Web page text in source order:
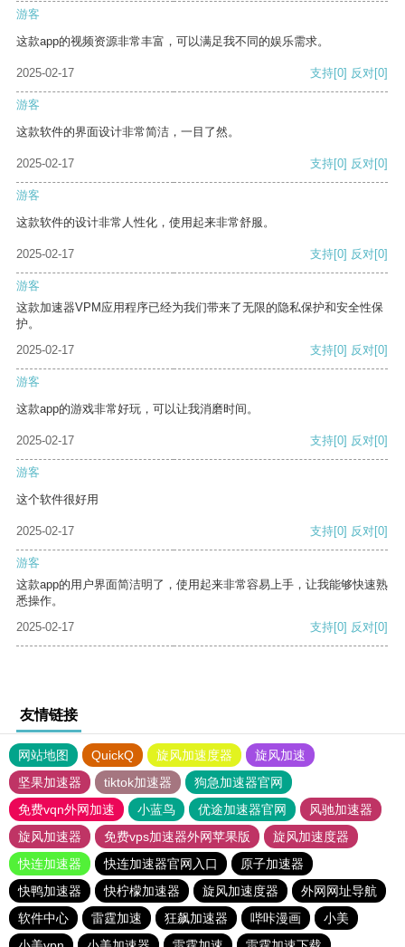
游客
这款app的视频资源非常丰富，可以满足我不同的娱乐需求。
2025-02-17 支持[0] 反对[0]
游客
这款软件的界面设计非常简洁，一目了然。
2025-02-17 支持[0] 反对[0]
游客
这款软件的设计非常人性化，使用起来非常舒服。
2025-02-17 支持[0] 反对[0]
游客
这款加速器VPM应用程序已经为我们带来了无限的隐私保护和安全性保
护。
2025-02-17
支持[0] 反对[0]
游客
这款app的游戏非常好玩，可以让我消磨时间。
2025-02-17 支持[0] 反对[0]
游客
这个软件很好用
2025-02-17 支持[0] 反对[0]
游客
这款app的用户界面简洁明了，使用起来非常容易上手，让我能够快速熟
悉操作。
2025-02-17
支持[0] 反对[0]
友情链接
网站地图 QuickQ 旋风加速度器
旋风加速
坚果加速器
tiktok加速器
狗急加速器官网
免费vqn外网加速
小蓝鸟 优途加速器官网
风驰加速器
旋风加速器
免费vps加速器外网苹果版
旋风加速度器
快连加速器
快连加速器官网入口
原子加速器
快鸭加速器
快柠檬加速器 旋风加速度器
外网网址导航
软件中心
雷霆加速 狂飙加速器 哔咔漫画
小美